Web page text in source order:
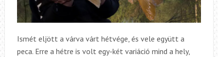
Ismét eljött a várva várt hétvége, és vele együtt a
peca. Erre a hétre is volt egy-két variáció mind a hely,